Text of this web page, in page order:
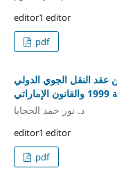
editor1 editor
pdf
عقد النقل الجوي الدولي
د. نور حمد الحجايا
editor1 editor
pdf